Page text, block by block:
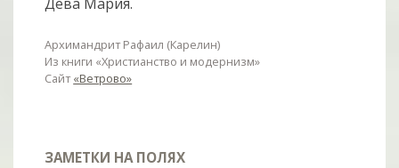
Архимандрит Рафаил (Карелин)
Из книги «Христианство и модернизм»
Сайт«Ветрово»
ЗАМЕТКИ НА ПОЛЯХ